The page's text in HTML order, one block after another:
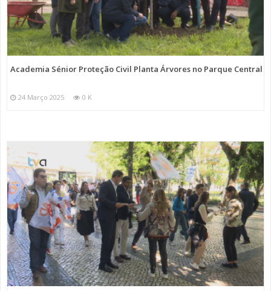
Academia Sénior Proteção Civil Planta Árvores no Parque Central
24 Março 2025 0 K